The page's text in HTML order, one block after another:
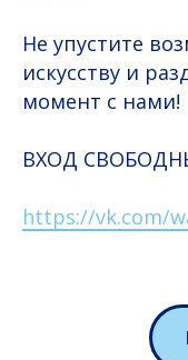
Не упустите
искусству и
момент с нами!
ВХОД
https://vk.com/